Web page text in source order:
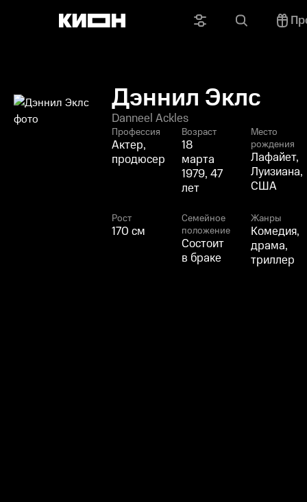
Дэннил Эклс
Danneel Ackles
Профессия
Актер,
продюсер
Возраст
18
марта
1979, 47
лет
Место
рождения
Лафайет,
Луизиана,
США
Рост
170 см
Семейное
положение
Состоит
в браке
Жанры
Комедия,
драма,
триллер